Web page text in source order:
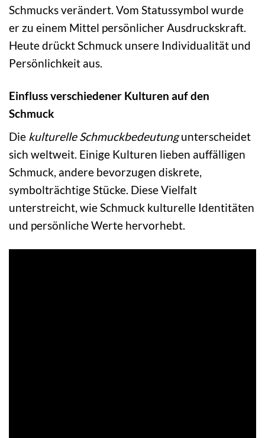
Schmucks verändert. Vom Statussymbol wurde
er zu einem Mittel persönlicher Ausdruckskraft.
Heute drückt Schmuck unsere Individualität und
Persönlichkeit aus.
Einfluss verschiedener Kulturen auf den
Schmuck
Die kulturelle Schmuckbedeutungunterscheidet
sich weltweit. Einige Kulturen lieben auffälligen
Schmuck, andere bevorzugen diskrete,
symbolträchtige Stücke. Diese Vielfalt
unterstreicht, wie Schmuck kulturelle Identitäten
und persönliche Werte hervorhebt.